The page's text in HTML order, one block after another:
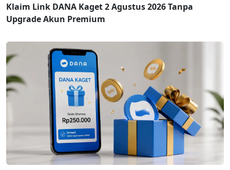
Klaim Link DANA Kaget 2 Agustus 2026 Tanpa
Upgrade Akun Premium